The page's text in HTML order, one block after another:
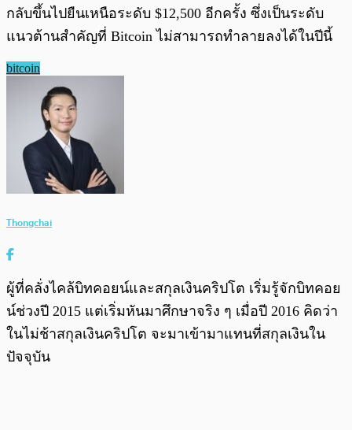
กลับขึ้นไปยืนเหนือระดับ $12,500 อีกครั้ง ซึ่งเป็นระดับ
แนวต้านสำคัญที่ Bitcoin ไม่สามารถทำลายลงได้ในปีนี้
bitcoin
Thongchai
ผู้ที่คลั่งไคล้บิทคอยน์และสกุลเงินคริปโต เริ่มรู้จักบิทคอย
น์ช่วงปี 2015 แต่เริ่มหันมาศึกษาจริง ๆ เมื่อปี 2016 คิดว่า
ในไม่ช้าสกุลเงินคริปโต จะมาเข้ามาแทนที่สกุลเงินใน
ปัจจุบัน